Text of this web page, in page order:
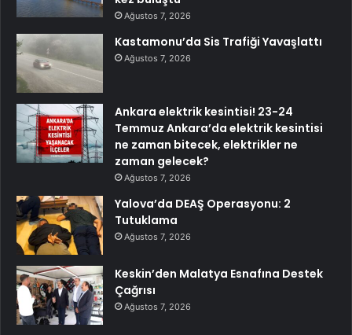
Ağustos 7, 2026
Kastamonu’da Sis Trafiği Yavaşlattı
Ağustos 7, 2026
Ankara elektrik kesintisi! 23-24
Temmuz Ankara’da elektrik kesintisi
ne zaman bitecek, elektrikler ne
zaman gelecek?
Ağustos 7, 2026
Yalova’da DEAŞ Operasyonu: 2
Tutuklama
Ağustos 7, 2026
Keskin’den Malatya Esnafına Destek
Çağrısı
Ağustos 7, 2026